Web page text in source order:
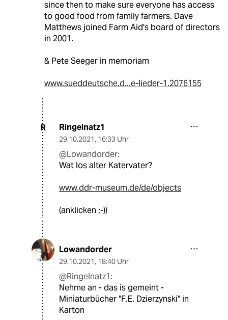
since then to make sure everyone has access
to good food from family farmers. Dave
Matthews joined Farm Aid's board of directors
in 2001.
& Pete Seeger in memoriam
www.sueddeutsche.d...e-lieder-1.2076155
R Ringelnatz1
29.10.2021, 16:33 Uhr
@Lowandorder:
Wat los alter Katervater?
www.ddr-museum.de/de/objects
(anklicken ;-))
Lowandorder
29.10.2021, 18:40 Uhr
@Ringelnatz1:
Nehme an - das is gemeint -
Miniaturbücher "F.E. Dzierzynski" in
Karton